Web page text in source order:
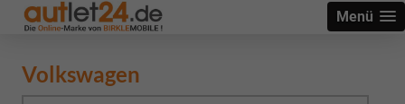
Menü
Volkswagen